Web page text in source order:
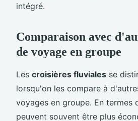
intégré.
Comparaison avec
de voyage en groupe
Les croisières fluviales se
lorsqu'on les compare à
voyages en groupe. En termes
peuvent souvent être plus